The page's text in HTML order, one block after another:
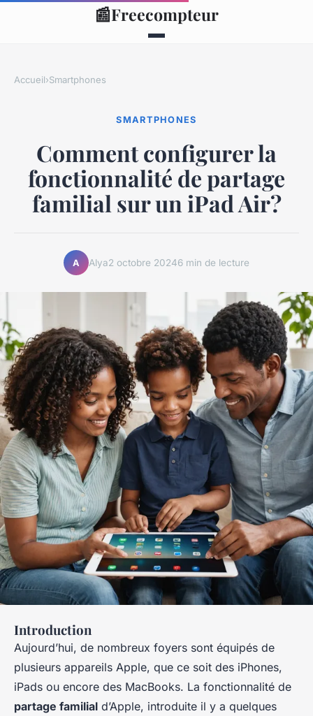
📰Freecompteur
Accueil›Smartphones
SMARTPHONES
Comment configurer la
fonctionnalité de partage
familial sur un iPad Air?
A Alya2 octobre 20246 min de lecture
Introduction
Aujourd’hui, de nombreux foyers sont équipés de
plusieurs appareils Apple, que ce soit des iPhones,
iPads ou encore des MacBooks. La fonctionnalité de
partage familial d’Apple, introduite il y a quelques